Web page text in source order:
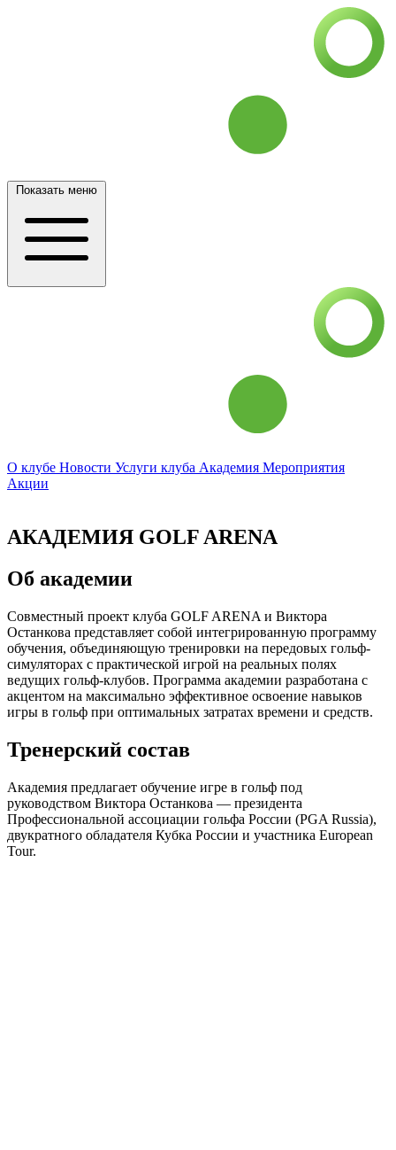
Показать меню
О клубе Новости Услуги клуба Академия Мероприятия
Акции
АКАДЕМИЯ GOLF ARENA
Об академии
Совместный проект клуба GOLF ARENA и Виктора
Останкова представляет собой интегрированную программу
обучения, объединяющую тренировки на передовых гольф-
симуляторах с практической игрой на реальных полях
ведущих гольф-клубов. Программа академии разработана с
акцентом на максимально эффективное освоение навыков
игры в гольф при оптимальных затратах времени и средств.
Тренерский состав
Академия предлагает обучение игре в гольф под
руководством Виктора Останкова — президента
Профессиональной ассоциации гольфа России (PGA Russia),
двукратного обладателя Кубка России и участника European
Tour.